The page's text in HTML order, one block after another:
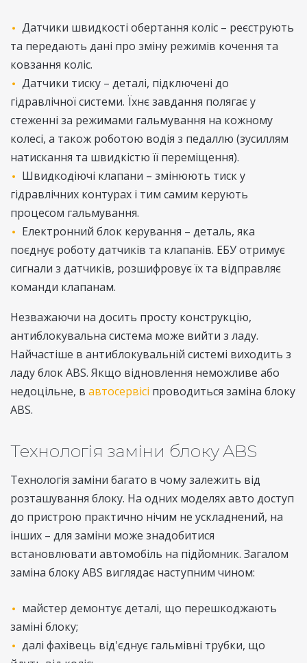
Датчики швидкості обертання коліс – реєструють
та передають дані про зміну режимів кочення та
ковзання коліс.
Датчики тиску – деталі, підключені до
гідравлічної системи. Їхнє завдання полягає у
стеженні за режимами гальмування на кожному
колесі, а також роботою водія з педаллю (зусиллям
натискання та швидкістю її переміщення).
Швидкодіючі клапани – змінюють тиск у
гідравлічних контурах і тим самим керують
процесом гальмування.
Електронний блок керування – деталь, яка
поєднує роботу датчиків та клапанів. ЕБУ отримує
сигнали з датчиків, розшифровує їх та відправляє
команди клапанам.
Незважаючи на досить просту конструкцію,
антиблокувальна система може вийти з ладу.
Найчастіше в антиблокувальній системі виходить з
ладу блок ABS. Якщо відновлення неможливе або
недоцільне, в автосервісі проводиться заміна блоку
ABS.
Технологія заміни блоку ABS
Технологія заміни багато в чому залежить від
розташування блоку. На одних моделях авто доступ
до пристрою практично нічим не ускладнений, на
інших – для заміни може знадобитися
встановлювати автомобіль на підйомник. Загалом
заміна блоку ABS виглядає наступним чином:
майстер демонтує деталі, що перешкоджають
заміні блоку;
далі фахівець від'єднує гальмівні трубки, що